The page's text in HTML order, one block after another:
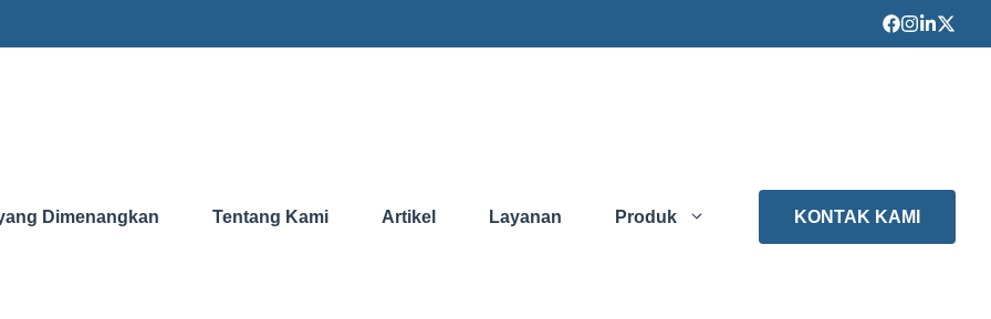
Dimenangkan Tentang Kami Artikel Layanan Produk KONTAK KAMI